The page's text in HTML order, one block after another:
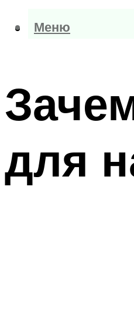
Меню
Меню
для